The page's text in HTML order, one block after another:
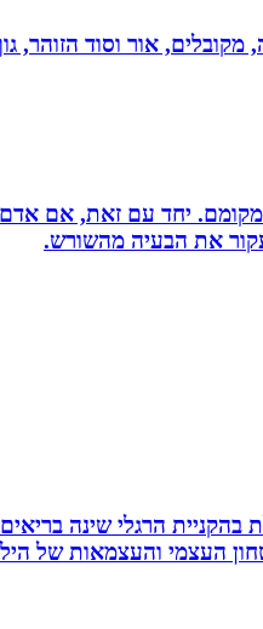
אור וסוד הזוהר,
במקומם. יחד עם זאת, אם
את הבעיה מהשורש.
בהקניית הרגלי שינה
העצמי והעצמאות של